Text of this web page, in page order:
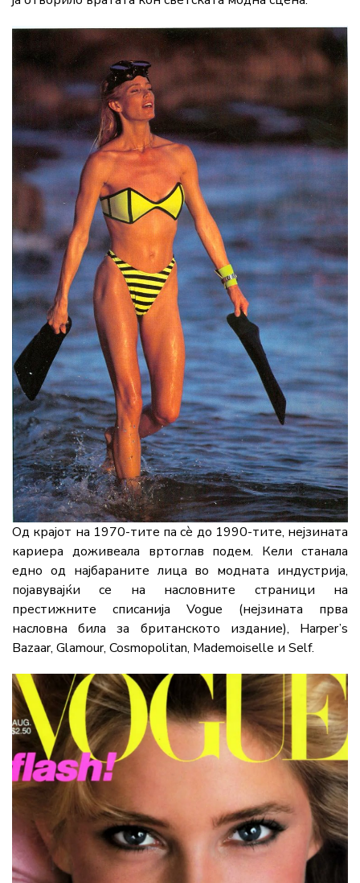
Од крајот на 1970-тите па сè до 1990-тите, нејзината
кариера доживеала вртоглав подем. Кели станала
едно од најбараните лица во модната индустрија,
појавувајќи се на насловните страници на
престижните списанија Vogue (нејзината прва
насловна била за британското издание), Harper’s
Bazaar, Glamour, Cosmopolitan, Mademoiselle и Self.